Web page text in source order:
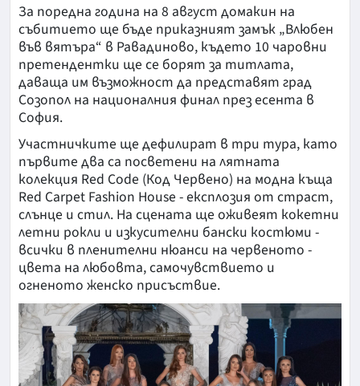
За поредна година на 8 август домакин на
събитието ще бъде приказният замък „Влюбен
във вятъра“ в Равадиново, където 10 чаровни
претендентки ще се борят за титлата,
даваща им възможност да представят град
Созопол на националния финал през есента в
София.
Участничките ще дефилират в три тура, като
първите два са посветени на лятната
колекция Red Code (Код Червено) на модна къща
Red Carpet Fashion House - експлозия от страст,
слънце и стил. На сцената ще оживеят кокетни
летни рокли и изкусителни бански костюми -
всички в пленителни нюанси на червеното -
цвета на любовта, самочувствието и
огненото женско присъствие.